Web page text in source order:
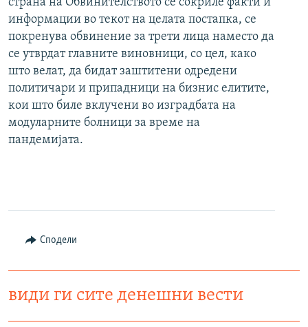
информации во текот на целата постапка, се
покренува обвинение за трети лица наместо да
се утврдат главните виновници, со цел, како
што велат, да бидат заштитени одредени
политичари и припадници на бизнис елитите,
кои што биле вклучени во изградбата на
модуларните болници за време на
пандемијата.
Сподели
види ги сите денешни вести